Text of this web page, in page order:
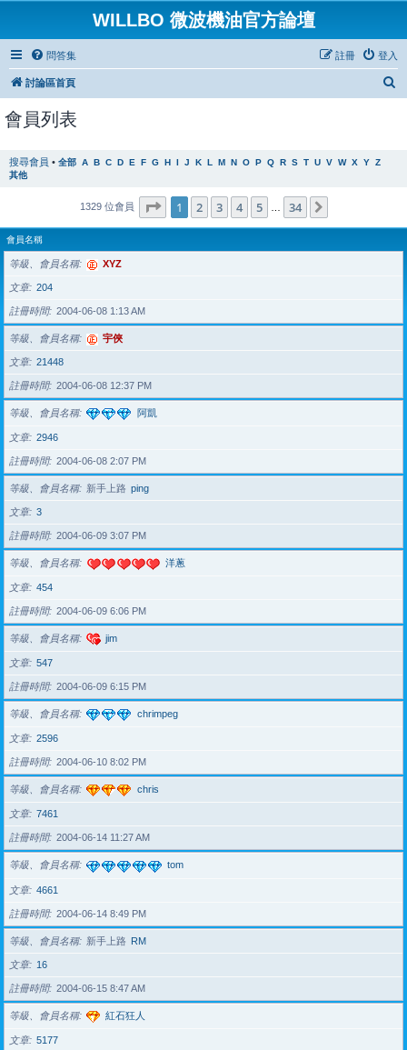
WILLBO 微波機油官方論壇
問答集 登入
註冊
討論區首頁
會員列表
搜尋會員 • 全部 A B C D E F G H I J K L M N O P Q R S T U V W X Y Z
其他
1329 位會員 第 1 頁 (共34 頁)
1 2 3 4 5 34
會員名稱
等級、會員名稱 XYZ
文章 204
註冊時間 2004-06-08 1:13 AM
等級、會員名稱 宇俠
文章 21448
註冊時間 2004-06-08 12:37 PM
等級、會員名稱 阿凱
文章 2946
註冊時間 2004-06-08 2:07 PM
等級、會員名稱 新手上路 ping
文章 3
註冊時間 2004-06-09 3:07 PM
等級、會員名稱 洋蔥
文章 454
註冊時間 2004-06-09 6:06 PM
等級、會員名稱 jim
文章 547
註冊時間 2004-06-09 6:15 PM
等級、會員名稱 chrimpeg
文章 2596
註冊時間 2004-06-10 8:02 PM
等級、會員名稱 chris
文章 7461
註冊時間 2004-06-14 11:27 AM
等級、會員名稱 tom
文章 4661
註冊時間 2004-06-14 8:49 PM
等級、會員名稱 新手上路 RM
文章 16
註冊時間 2004-06-15 8:47 AM
等級、會員名稱 紅石狂人
文章 5177